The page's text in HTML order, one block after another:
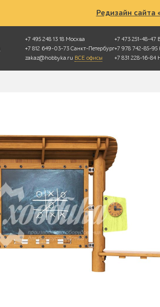
Редизайн сайта
+7 495 248 13 18 Москва
+7 812 649-03-73 Санкт-Петербург
zakaz@hobbyka.ru ВСЕ офисы
+7 473 251-48-47
+7 978 742-85-95
+7 831 228-16-84